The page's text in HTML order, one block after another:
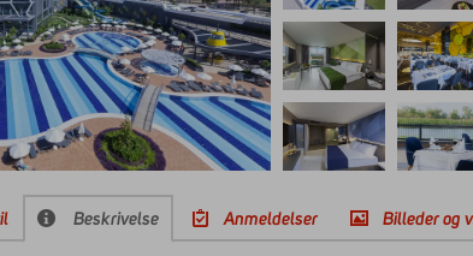
Beskrivelse Anmeldelser Billeder og